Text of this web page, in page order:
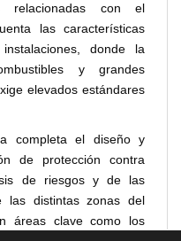
relacionadas con el
las características
donde la
y grandes
elevados estándares
completa el diseño y
de protección contra
de riesgos y de las
las distintas zonas del
áreas clave como los